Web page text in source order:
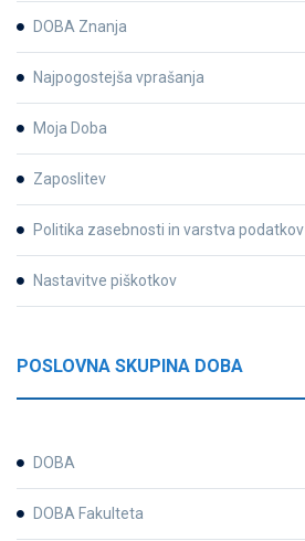
DOBA Znanja
Najpogostejša vprašanja
Moja Doba
Zaposlitev
Politika zasebnosti in varstva podatkov
Nastavitve piškotkov
POSLOVNA SKUPINA DOBA
DOBA
DOBA Fakulteta